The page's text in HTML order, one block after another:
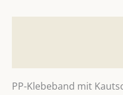
PP-Klebeband mit